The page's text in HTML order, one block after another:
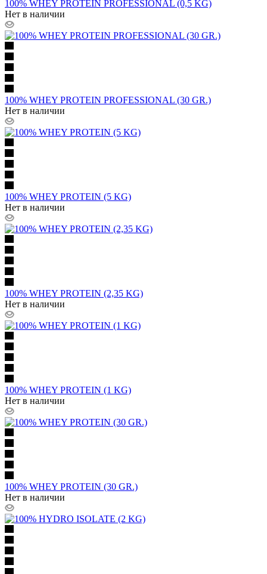
100% WHEY PROTEIN PROFESSIONAL (0,5 KG)
Нет в наличии
100% WHEY PROTEIN PROFESSIONAL (30 GR.)
Нет в наличии
100% WHEY PROTEIN (5 KG)
Нет в наличии
100% WHEY PROTEIN (2,35 KG)
Нет в наличии
100% WHEY PROTEIN (1 KG)
Нет в наличии
100% WHEY PROTEIN (30 GR.)
Нет в наличии